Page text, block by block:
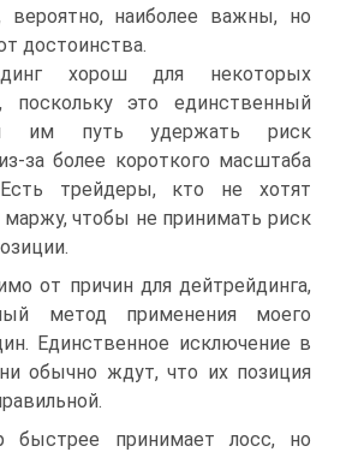
наиболее важны, но
достоинства.
хорош для некоторых
поскольку это единственный
им путь удержать риск
за более короткого масштаба
трейдеры, кто не хотят
чтобы не принимать риск
от причин для дейтрейдинга,
метод применения моего
Единственное исключение в
обычно ждут, что их позиция
быстрее принимает лосс, но